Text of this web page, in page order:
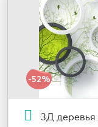
-52%
3Д деревья